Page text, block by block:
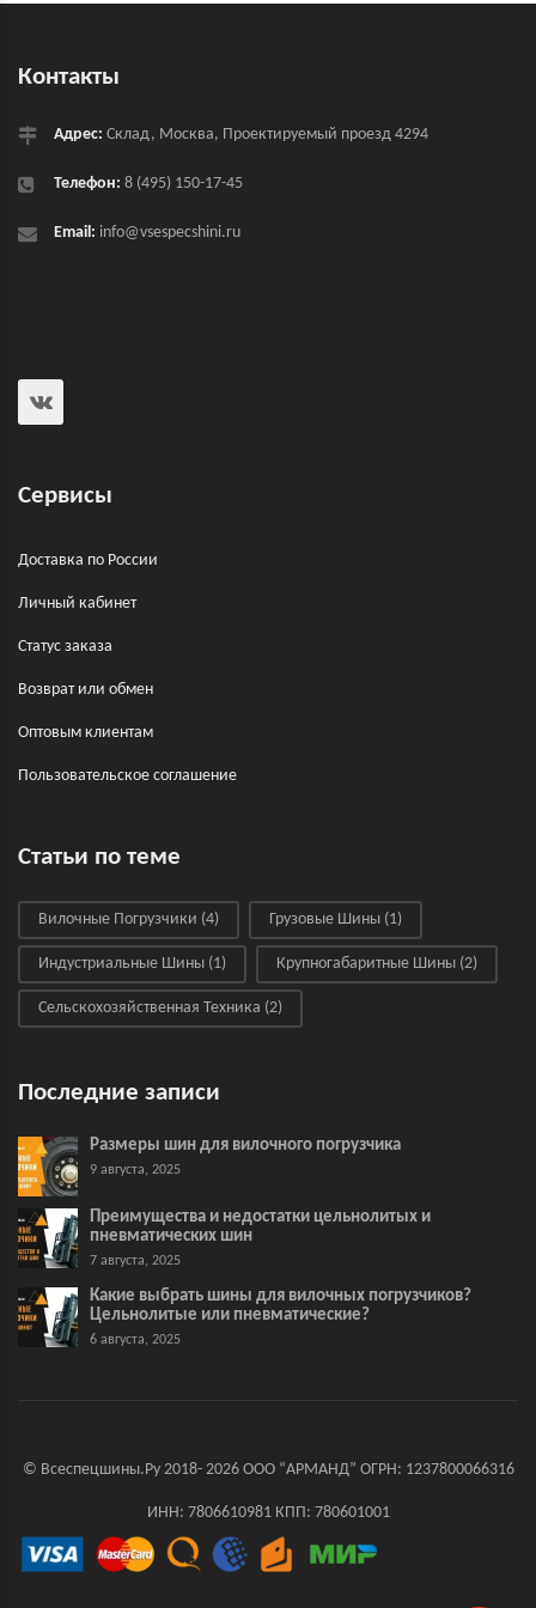
Контакты
Адрес: Склад, Москва, Проектируемый проезд 4294
Телефон: 8 (495) 150-17-45
Email: info@vsespecshini.ru
Сервисы
Доставка по России
Личный кабинет
Статус заказа
Возврат или обмен
Оптовым клиентам
Пользовательское соглашение
Статьи по теме
Вилочные Погрузчики (4) Грузовые Шины (1)
Индустриальные Шины (1) Крупногабаритные Шины (2)
Сельскохозяйственная Техника (2)
Последние записи
Размеры шин для вилочного погрузчика
9 августа, 2025
Преимущества и недостатки цельнолитых и
пневматических шин
7 августа, 2025
Какие выбрать шины для вилочных погрузчиков?
Цельнолитые или пневматические?
6 августа, 2025
© Всеспецшины.Ру 2018- 2026 ООО “АРМАНД” ОГРН: 1237800066316
ИНН: 7806610981 КПП: 780601001